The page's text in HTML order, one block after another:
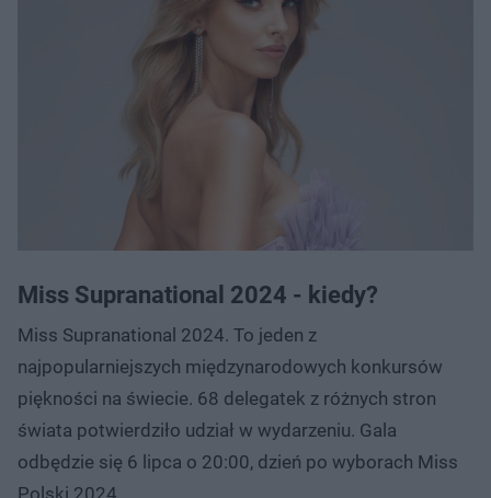
Miss Supranational 2024 - kiedy?
Miss Supranational 2024. To jeden z
najpopularniejszych międzynarodowych konkursów
piękności na świecie. 68 delegatek z różnych stron
świata potwierdziło udział w wydarzeniu. Gala
odbędzie się 6 lipca o 20:00, dzień po wyborach Miss